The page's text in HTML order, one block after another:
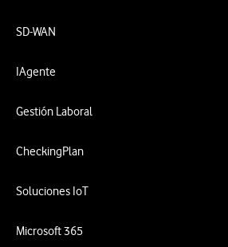
SD-WAN
IAgente
Gestión Laboral
CheckingPlan
Soluciones IoT
Microsoft 365